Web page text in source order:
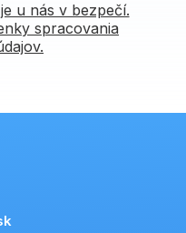
u nás v bezpečí.
spracovania